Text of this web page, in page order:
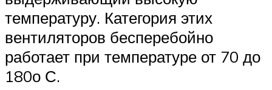
температуру. Категория этих
вентиляторов бесперебойно
работает при температуре от 70 до
180о С.